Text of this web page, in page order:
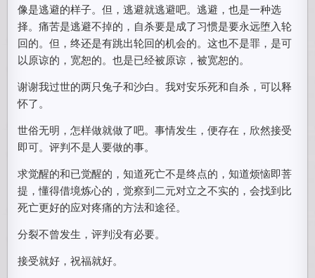
像是逃避的样子。但，逃避就逃避吧。逃避，也是一种选
择。痛苦是逃避不掉的，自杀要是成了习惯是要永远堕入轮
回的。但，终还是有跳出轮回的机会的。这也不是罪，是可
以原谅的，宽恕的。也是已经被原谅，被宽恕的。
谢谢我过世的两只兔子和沙白。我对安乐死和自杀，可以释
怀了。
世俗无明，怎样做就做了吧。事情发生，便存在，欣然接受
即可。评判不是人要做的事。
求觉醒的和已觉醒的，知道死亡不是终点的，知道烦恼即菩
提，懂得借境炼心的，觉察到二元对立之不实的，会找到比
死亡更好的应对疼痛的方法和途径。
分裂不曾发生，评判没有必要。
接受就好，祝福就好。